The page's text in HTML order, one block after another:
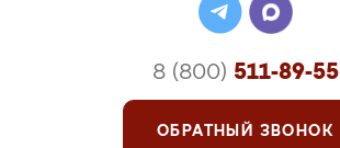
8 (800) 511-89-55
ОБРАТНЫЙ ЗВОНОК